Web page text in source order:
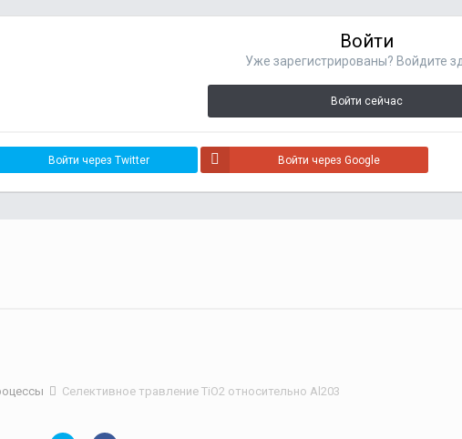
Войти
Уже зарегистрированы? Войдите
Войти сейчас
Войти через Twitter Войти через Google
Селективное травление TiO2 относительно Al203